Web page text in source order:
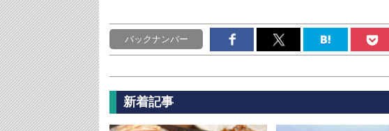
バックナンバー
新着記事